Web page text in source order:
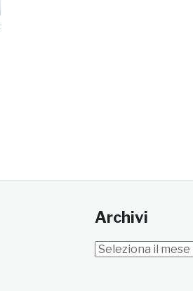
Archivi
Archivi